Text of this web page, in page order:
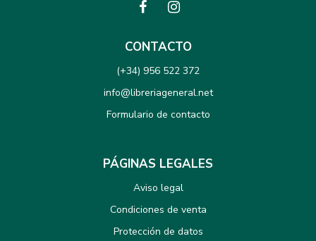
CONTACTO
(+34) 956 522 372
info@libreriageneral.net
Formulario de contacto
PÁGINAS LEGALES
Aviso legal
Condiciones de venta
Protección de datos